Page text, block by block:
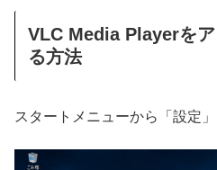
VLC Media Playerを
る方法
スタートメニューから「設定